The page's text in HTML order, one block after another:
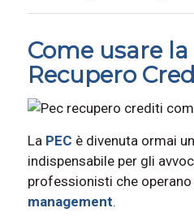
Come usare la
Recupero
La PEC è divenuta ormai
indispensabile per gli
professionisti che
management.